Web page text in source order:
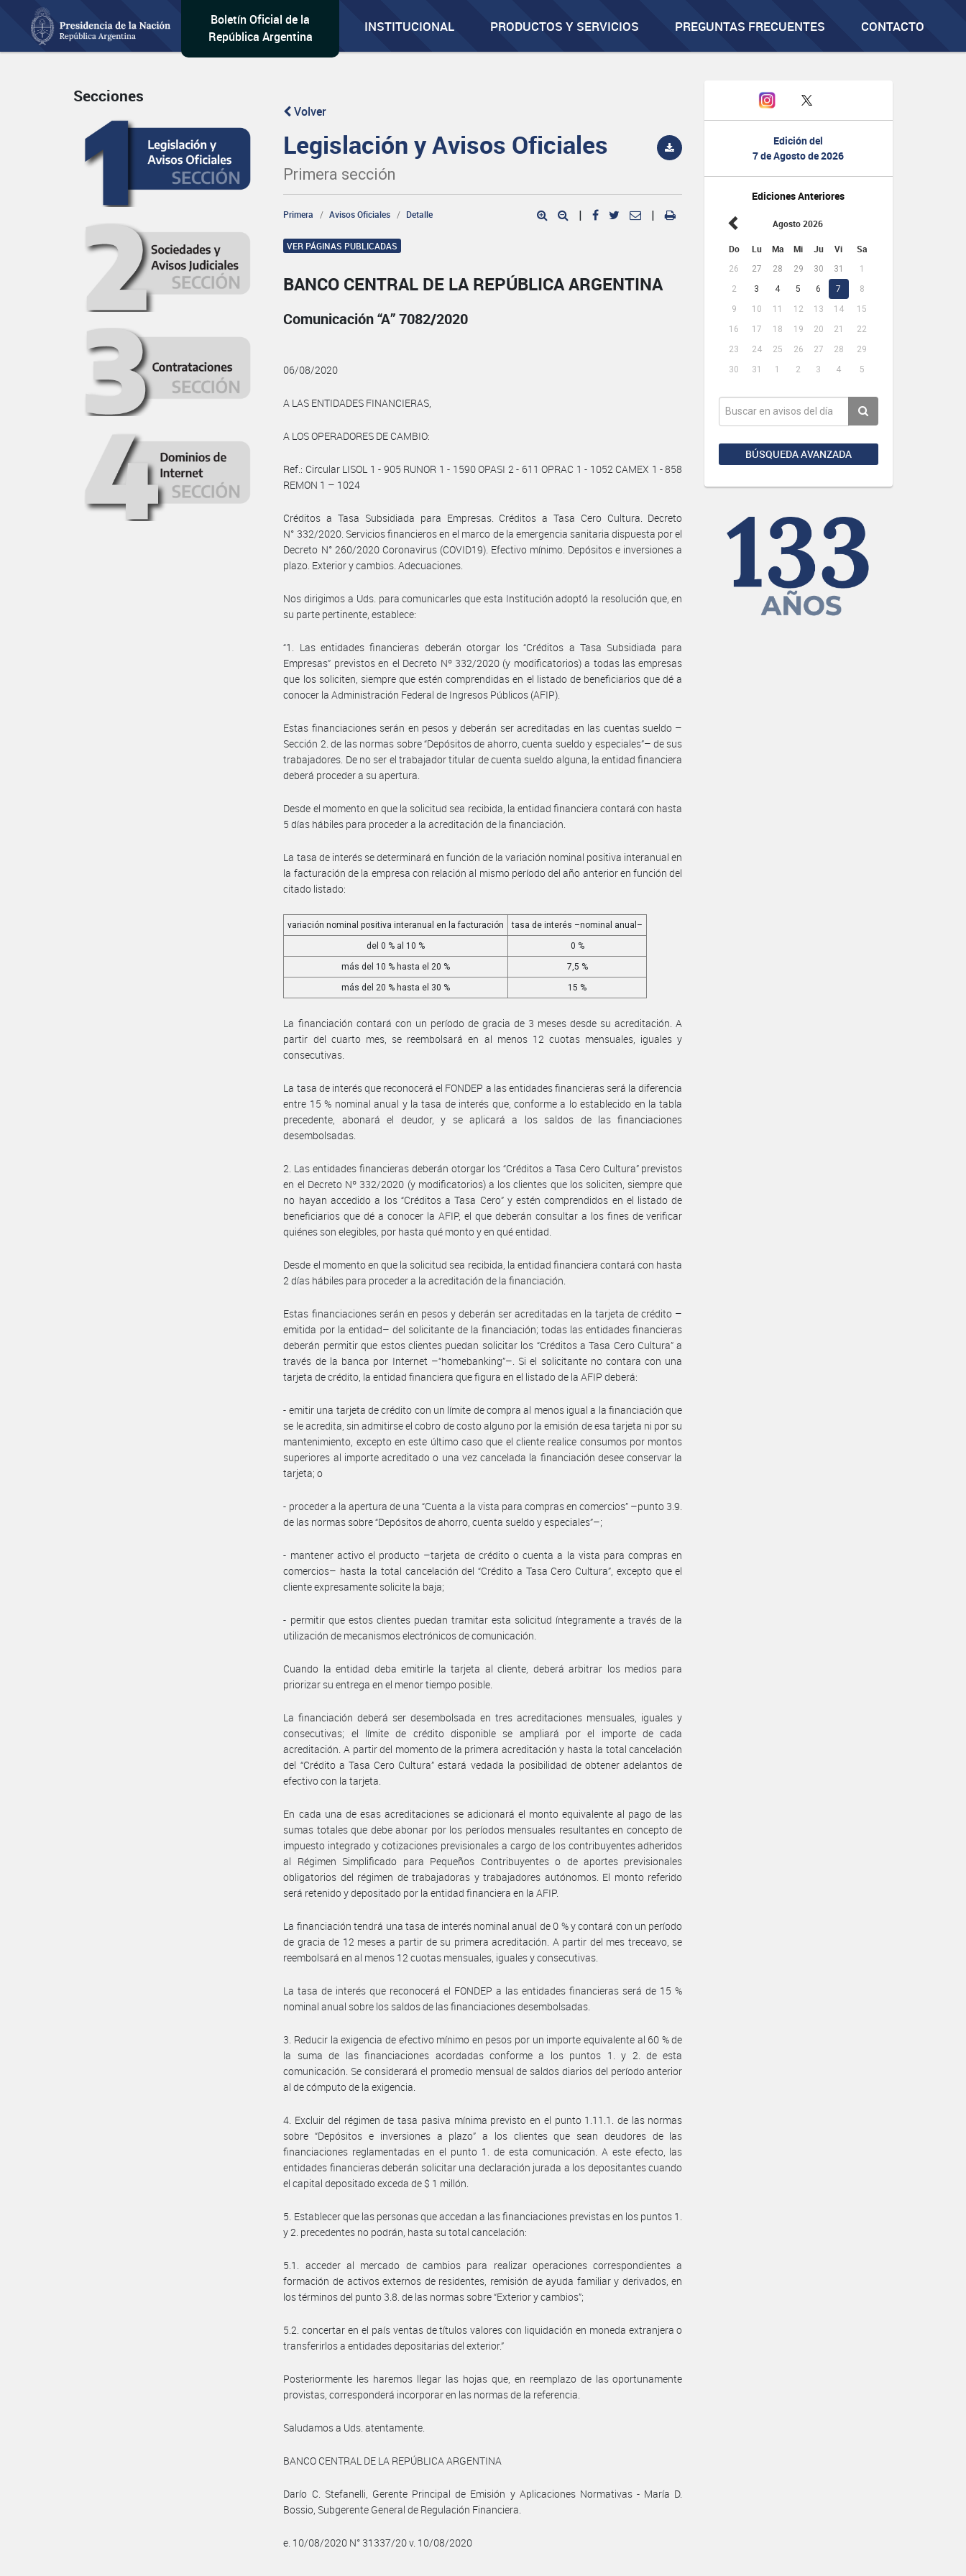
Boletín Oficial de la
República Argentina
INSTITUCIONAL PRODUCTOS Y SERVICIOS PREGUNTAS FRECUENTES CONTACTO
Edición del
7 de Agosto de 2026
Ediciones Anteriores
Agosto 2026
Do Lu Ma Mi Ju Vi Sa
26 27 28 29 30 31
1
2
3 4 5 6 7
8
9
10 11 12 13 14
15
16
17 18 19 20 21
22
23
24 25 26 27 28
29
30
31 1 2 3 4 5
BÚSQUEDA AVANZADA
Secciones
Volver
Legislación y Avisos Oficiales
Primera sección
Primera Avisos Oficiales Detalle | |
VER PÁGINAS PUBLICADAS
BANCO CENTRAL DE LA REPÚBLICA ARGENTINA
Comunicación “A” 7082/2020
06/08/2020
A LAS ENTIDADES FINANCIERAS,
A LOS OPERADORES DE CAMBIO:
Ref.: Circular LISOL 1 - 905 RUNOR 1 - 1590 OPASI 2 - 611 OPRAC 1 - 1052 CAMEX 1 - 858
REMON 1 – 1024
Créditos a Tasa Subsidiada para Empresas. Créditos a Tasa Cero Cultura. Decreto
N° 332/2020. Servicios financieros en el marco de la emergencia sanitaria dispuesta por el
Decreto N° 260/2020 Coronavirus (COVID19). Efectivo mínimo. Depósitos e inversiones a
plazo. Exterior y cambios. Adecuaciones.
Nos dirigimos a Uds. para comunicarles que esta Institución adoptó la resolución que, en
su parte pertinente, establece:
“1. Las entidades financieras deberán otorgar los “Créditos a Tasa Subsidiada para
Empresas” previstos en el Decreto Nº 332/2020 (y modificatorios) a todas las empresas
que los soliciten, siempre que estén comprendidas en el listado de beneficiarios que dé a
conocer la Administración Federal de Ingresos Públicos (AFIP).
Estas financiaciones serán en pesos y deberán ser acreditadas en las cuentas sueldo –
Sección 2. de las normas sobre “Depósitos de ahorro, cuenta sueldo y especiales”– de sus
trabajadores. De no ser el trabajador titular de cuenta sueldo alguna, la entidad financiera
deberá proceder a su apertura.
Desde el momento en que la solicitud sea recibida, la entidad financiera contará con hasta
5 días hábiles para proceder a la acreditación de la financiación.
La tasa de interés se determinará en función de la variación nominal positiva interanual en
la facturación de la empresa con relación al mismo período del año anterior en función del
citado listado:
variación nominal positiva interanual en la facturación tasa de interés –nominal anual–
del 0 % al 10 % 0 %
más del 10 % hasta el 20 % 7,5 %
más del 20 % hasta el 30 % 15 %
La financiación contará con un período de gracia de 3 meses desde su acreditación. A
partir del cuarto mes, se reembolsará en al menos 12 cuotas mensuales, iguales y
consecutivas.
La tasa de interés que reconocerá el FONDEP a las entidades financieras será la diferencia
entre 15 % nominal anual y la tasa de interés que, conforme a lo establecido en la tabla
precedente, abonará el deudor, y se aplicará a los saldos de las financiaciones
desembolsadas.
2. Las entidades financieras deberán otorgar los “Créditos a Tasa Cero Cultura” previstos
en el Decreto Nº 332/2020 (y modificatorios) a los clientes que los soliciten, siempre que
no hayan accedido a los “Créditos a Tasa Cero” y estén comprendidos en el listado de
beneficiarios que dé a conocer la AFIP, el que deberán consultar a los fines de verificar
quiénes son elegibles, por hasta qué monto y en qué entidad.
Desde el momento en que la solicitud sea recibida, la entidad financiera contará con hasta
2 días hábiles para proceder a la acreditación de la financiación.
Estas financiaciones serán en pesos y deberán ser acreditadas en la tarjeta de crédito –
emitida por la entidad– del solicitante de la financiación; todas las entidades financieras
deberán permitir que estos clientes puedan solicitar los “Créditos a Tasa Cero Cultura” a
través de la banca por Internet –“homebanking”–. Si el solicitante no contara con una
tarjeta de crédito, la entidad financiera que figura en el listado de la AFIP deberá:
- emitir una tarjeta de crédito con un límite de compra al menos igual a la financiación que
se le acredita, sin admitirse el cobro de costo alguno por la emisión de esa tarjeta ni por su
mantenimiento, excepto en este último caso que el cliente realice consumos por montos
superiores al importe acreditado o una vez cancelada la financiación desee conservar la
tarjeta; o
- proceder a la apertura de una “Cuenta a la vista para compras en comercios” –punto 3.9.
de las normas sobre “Depósitos de ahorro, cuenta sueldo y especiales”–;
- mantener activo el producto –tarjeta de crédito o cuenta a la vista para compras en
comercios– hasta la total cancelación del “Crédito a Tasa Cero Cultura”, excepto que el
cliente expresamente solicite la baja;
- permitir que estos clientes puedan tramitar esta solicitud íntegramente a través de la
utilización de mecanismos electrónicos de comunicación.
Cuando la entidad deba emitirle la tarjeta al cliente, deberá arbitrar los medios para
priorizar su entrega en el menor tiempo posible.
La financiación deberá ser desembolsada en tres acreditaciones mensuales, iguales y
consecutivas; el límite de crédito disponible se ampliará por el importe de cada
acreditación. A partir del momento de la primera acreditación y hasta la total cancelación
del “Crédito a Tasa Cero Cultura” estará vedada la posibilidad de obtener adelantos de
efectivo con la tarjeta.
En cada una de esas acreditaciones se adicionará el monto equivalente al pago de las
sumas totales que debe abonar por los períodos mensuales resultantes en concepto de
impuesto integrado y cotizaciones previsionales a cargo de los contribuyentes adheridos
al Régimen Simplificado para Pequeños Contribuyentes o de aportes previsionales
obligatorios del régimen de trabajadoras y trabajadores autónomos. El monto referido
será retenido y depositado por la entidad financiera en la AFIP.
La financiación tendrá una tasa de interés nominal anual de 0 % y contará con un período
de gracia de 12 meses a partir de su primera acreditación. A partir del mes treceavo, se
reembolsará en al menos 12 cuotas mensuales, iguales y consecutivas.
La tasa de interés que reconocerá el FONDEP a las entidades financieras será de 15 %
nominal anual sobre los saldos de las financiaciones desembolsadas.
3. Reducir la exigencia de efectivo mínimo en pesos por un importe equivalente al 60 % de
la suma de las financiaciones acordadas conforme a los puntos 1. y 2. de esta
comunicación. Se considerará el promedio mensual de saldos diarios del período anterior
al de cómputo de la exigencia.
4. Excluir del régimen de tasa pasiva mínima previsto en el punto 1.11.1. de las normas
sobre “Depósitos e inversiones a plazo” a los clientes que sean deudores de las
financiaciones reglamentadas en el punto 1. de esta comunicación. A este efecto, las
entidades financieras deberán solicitar una declaración jurada a los depositantes cuando
el capital depositado exceda de $ 1 millón.
5. Establecer que las personas que accedan a las financiaciones previstas en los puntos 1.
y 2. precedentes no podrán, hasta su total cancelación:
5.1. acceder al mercado de cambios para realizar operaciones correspondientes a
formación de activos externos de residentes, remisión de ayuda familiar y derivados, en
los términos del punto 3.8. de las normas sobre “Exterior y cambios”;
5.2. concertar en el país ventas de títulos valores con liquidación en moneda extranjera o
transferirlos a entidades depositarias del exterior.”
Posteriormente les haremos llegar las hojas que, en reemplazo de las oportunamente
provistas, corresponderá incorporar en las normas de la referencia.
Saludamos a Uds. atentamente.
BANCO CENTRAL DE LA REPÚBLICA ARGENTINA
Darío C. Stefanelli, Gerente Principal de Emisión y Aplicaciones Normativas - María D.
Bossio, Subgerente General de Regulación Financiera.
e. 10/08/2020 N° 31337/20 v. 10/08/2020